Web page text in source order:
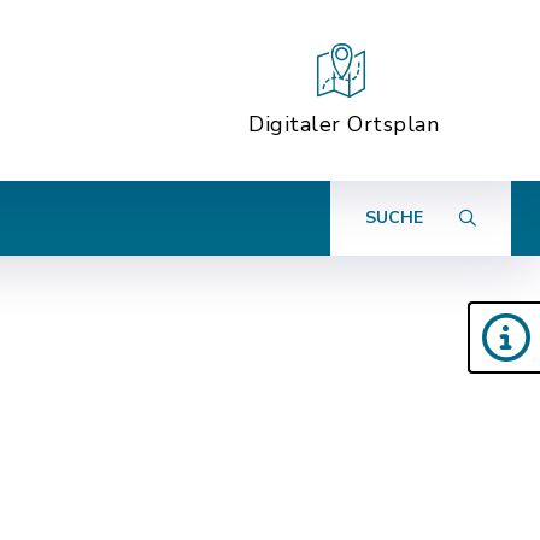
Digitaler Ortsplan
SUCHE